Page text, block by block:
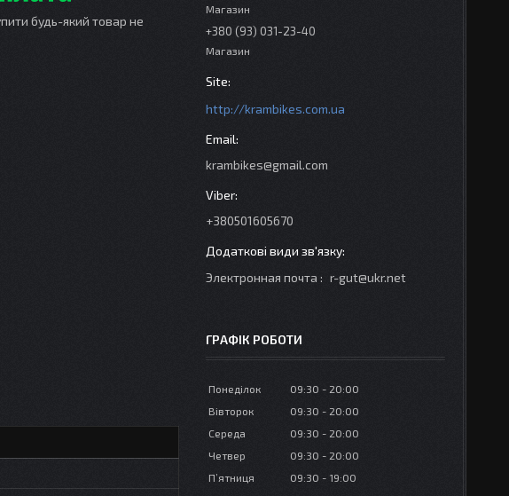
будь-який товар не
Магазин
+380 (93) 031-23-40
Магазин
http://krambikes.com.ua
krambikes@gmail.com
+380501605670
Электронная почта r-gut@ukr.net
ГРАФІК РОБОТИ
Понеділок 09:30
20:00
Вівторок
09:30
20:00
Середа
09:30
20:00
Четвер
09:30
20:00
Пʼятниця
09:30
19:00